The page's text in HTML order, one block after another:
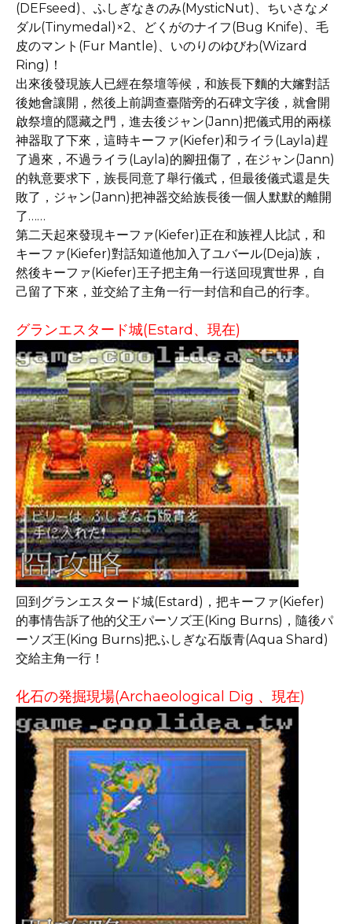
(DEFseed)、ふしぎなきのみ(MysticNut)、ちいさなメ
ダル(Tinymedal)×2、どくがのナイフ(Bug Knife)、毛
皮のマント(Fur Mantle)、いのりのゆびわ(Wizard
Ring)！
出來後發現族人已經在祭壇等候，和族長下麵的大嬸對話
後她會讓開，然後上前調查臺階旁的石碑文字後，就會開
啟祭壇的隱藏之門，進去後ジャン(Jann)把儀式用的兩樣
神器取了下來，這時キーファ(Kiefer)和ライラ(Layla)趕
了過來，不過ライラ(Layla)的腳扭傷了，在ジャン(Jann)
的執意要求下，族長同意了舉行儀式，但最後儀式還是失
敗了，ジャン(Jann)把神器交給族長後一個人默默的離開
了……
第二天起來發現キーファ(Kiefer)正在和族裡人比試，和
キーファ(Kiefer)對話知道他加入了ユバール(Deja)族，
然後キーファ(Kiefer)王子把主角一行送回現實世界，自
己留了下來，並交給了主角一行一封信和自己的行李。
グランエスタード城(Estard、現在)
回到グランエスタード城(Estard)，把キーファ(Kiefer)
的事情告訴了他的父王パーソズ王(King Burns)，隨後パ
ーソズ王(King Burns)把ふしぎな石版青(Aqua Shard)
交給主角一行！
化石の発掘現場(Archaeological Dig 、現在)